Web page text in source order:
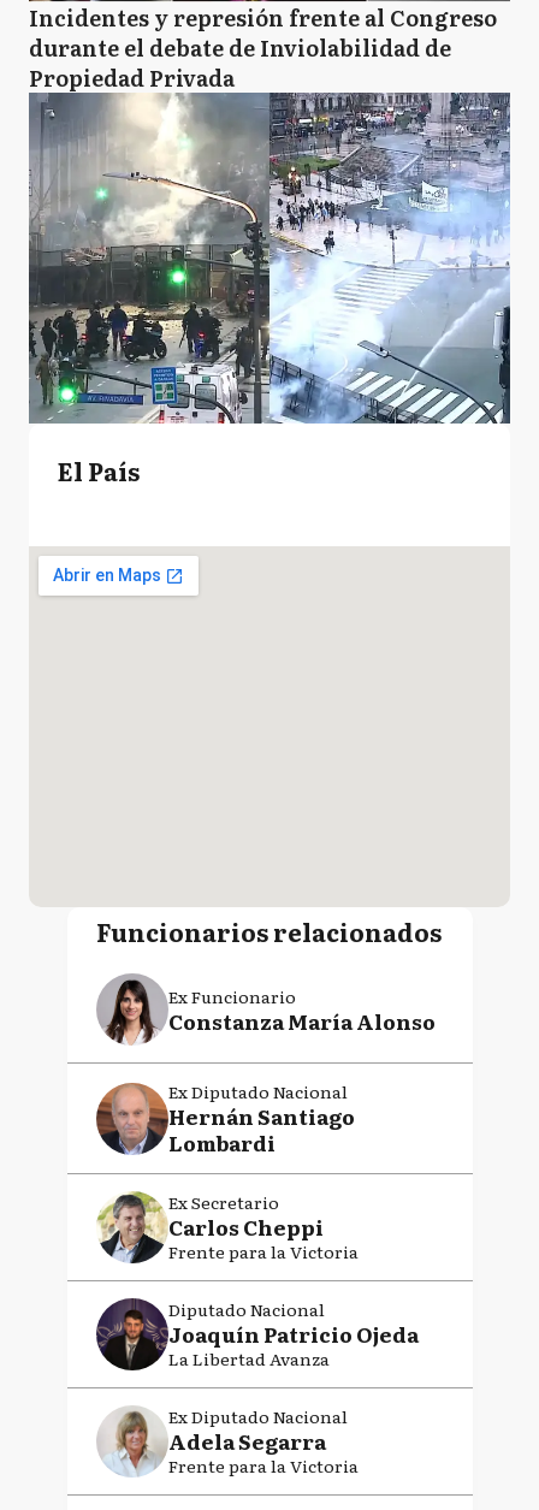
Incidentes y represión frente al Congreso
durante el debate de Inviolabilidad de
Propiedad Privada
El País
Funcionarios relacionados
Ex Funcionario
Constanza María Alonso
Ex Diputado Nacional
Hernán Santiago
Lombardi
Ex Secretario
Carlos Cheppi
Frente para la Victoria
Diputado Nacional
Joaquín Patricio Ojeda
La Libertad Avanza
Ex Diputado Nacional
Adela Segarra
Frente para la Victoria